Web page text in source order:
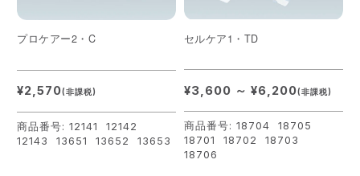
プロケアー2・C
¥2,570(非課税)
商品番号: 12141 12142
12143 13651 13652 13653
セルケア1・TD
¥3,600 ～ ¥6,200(非課税)
商品番号: 18704 18705
18701 18702 18703
18706